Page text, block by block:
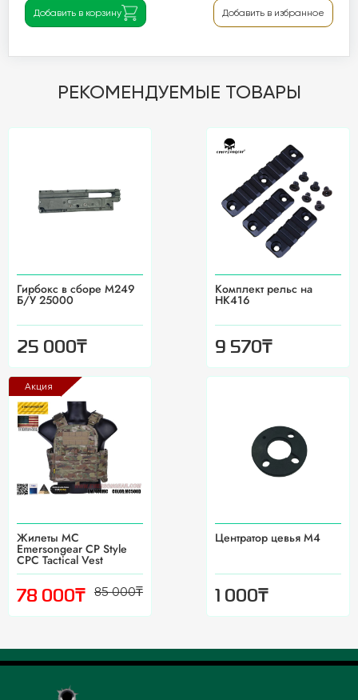
Добавить в корзину Добавить в избранное
РЕКОМЕНДУЕМЫЕ ТОВАРЫ
Гирбокс в сборе М249
Б/У 25000
25 000₸
Комплект рельс на
HK416
9 570₸
Жилеты MC
Emersongear CP Style
CPC Tactical Vest
78 000₸ 85 000₸
Акция
Центратор цевья М4
1 000₸